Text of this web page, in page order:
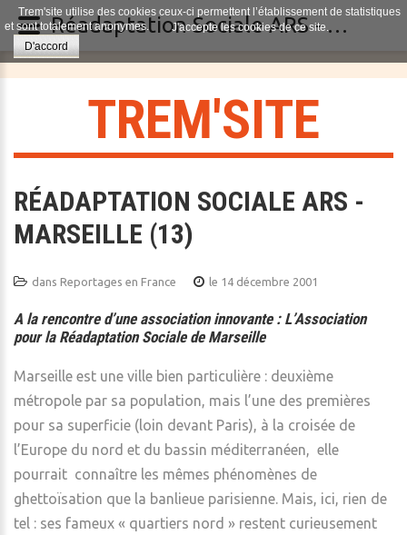
TREM'SITE
RÉADAPTATION SOCIALE ARS -
MARSEILLE (13)
dans Reportages en France le 14 décembre 2001
A la rencontre d’une association innovante : L’Association
pour la Réadaptation Sociale de Marseille
Marseille est une ville bien particulière : deuxième
métropole par sa population, mais l’une des premières
pour sa superficie (loin devant Paris), à la croisée de
l’Europe du nord et du bassin méditerranéen, elle
pourrait connaître les mêmes phénomènes de
ghettoïsation que la banlieue parisienne. Mais, ici, rien de
tel : ses fameux « quartiers nord » restent curieusement
Trem'site utilise des cookies ceux-ci permettent l’établissement de statistiques
et sont totalement anonymes.
J'accepte les cookies de ce site.
D'accord
Réadaptation Sociale ARS - Marseille (13)